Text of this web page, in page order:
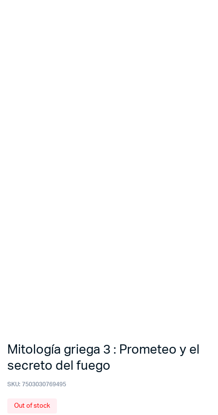
Mitología griega 3 : Prometeo y el
secreto del fuego
SKU: 7503030769495
Out of stock